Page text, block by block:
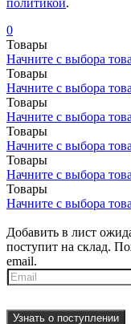
политикой.
0
Товары
Начните с выбора
Товары
Начните с выбора
Товары
Начните с выбора
Товары
Начните с выбора
Товары
Начните с выбора
Товары
Начните с выбора
Добавить в лист
поступит на склад.
email.
Узнать о поступлении